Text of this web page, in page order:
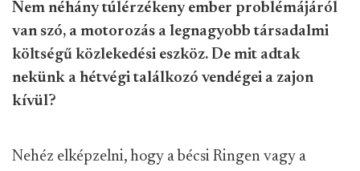
Nem néhány túlérzékeny ember problémájáról
van szó, a motorozás a legnagyobb társadalmi
költségű közlekedési eszköz. De mit adtak
nekünk a hétvégi találkozó vendégei a zajon
kívül?
Nehéz elképzelni, hogy a bécsi Ringen vagy a